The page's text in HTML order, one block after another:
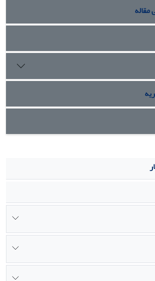
از کاربردهای این زباهنگ، با عنوان
بررسی و مشخص شدند.